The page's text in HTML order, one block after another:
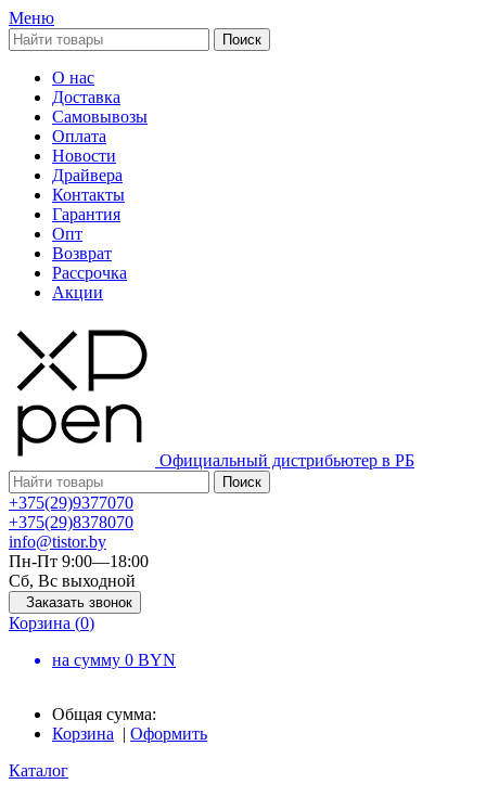
Меню
Поиск
О нас
Доставка
Самовывозы
Оплата
Новости
Драйвера
Контакты
Гарантия
Опт
Возврат
Рассрочка
Акции
Официальный дистрибьютер в РБ
Поиск
+375(29)9377070
+375(29)8378070
info@tistor.by
Пн-Пт 9:00—18:00
Сб, Вс выходной
Заказать звонок
Корзина (0)
на сумму 0 BYN
Общая сумма:
Корзина | Оформить
Каталог